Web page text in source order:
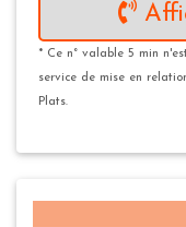
* Ce n° valable 5 min
service de mise en
Plats.